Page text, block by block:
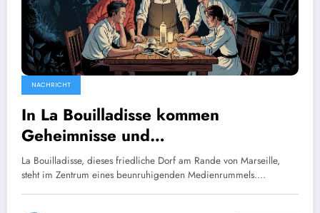
NACHRICHT
In La Bouilladisse kommen
Geheimnisse und
Familiengeheimnisse ans Licht.
La Bouilladisse, dieses friedliche Dorf am Rande von Marseille,
steht im Zentrum eines beunruhigenden Medienrummels.…